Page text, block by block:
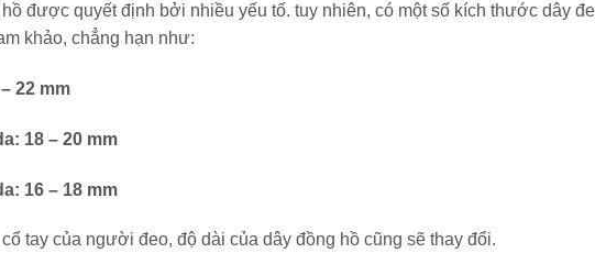
được quyết định bởi nhiều yếu tố. tuy nhiên, có một số kích thước dây
khảo, chẳng hạn như:
22 mm
18 – 20 mm
16 – 18 mm
tay của người đeo, độ dài của dây đồng hồ cũng sẽ thay đổi.